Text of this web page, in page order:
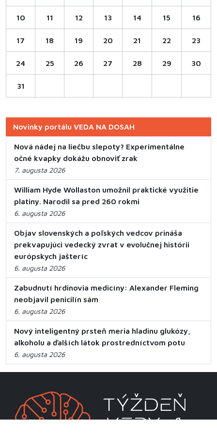
10 11 12 13 14 15 16
17 18 19 20 21 22 23
24 25 26 27 28 29 30
31
Novinky portálu VEDA NA DOSAH
Nová nádej na liečbu slepoty? Experimentálne
očné kvapky dokážu obnoviť zrak
7. augusta 2026
William Hyde Wollaston umožnil praktické využitie
platiny. Narodil sa pred 260 rokmi
6. augusta 2026
Objav slovenských a poľských vedcov prináša
prekvapujúci vedecký zvrat v evolučnej histórii
európskych jašteríc
6. augusta 2026
Zabudnutí hrdinovia medicíny: Alexander Fleming
neobjavil penicilín sám
6. augusta 2026
Nový inteligentný prsteň meria hladinu glukózy,
alkoholu a ďalších látok prostredníctvom potu
6. augusta 2026